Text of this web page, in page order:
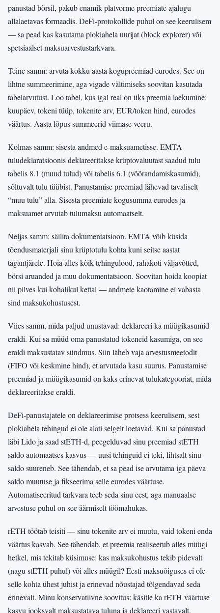
panustad börsil, pakub enamik platvorme preemiate ajalugu
allalaetavas formaadis. DeFi-protokollide puhul on see keerulisem
— sa pead kas kasutama plokiahela uurijat (block explorer) või
spetsiaalset maksuarvestustarkvara.
Teine samm: arvuta kokku aasta kogupreemiad eurodes. See on
lihtne summeerimine, aga vigade vältimiseks soovitan kasutada
tabelarvutust. Loo tabel, kus igal real on üks preemia laekumine:
kuupäev, tokeni tüüp, tokenite arv, EUR/token hind, eurodes
väärtus. Aasta lõpus summeerid viimase veeru.
Kolmas samm: sisesta andmed e-maksuametisse. EMTA
tuludeklaratsioonis deklareeritakse krüptovaluutast saadud tulu
tabelis 8.1 (muud tulud) või tabelis 6.1 (võõrandamiskasumid),
sõltuvalt tulu tüübist. Panustamise preemiad lähevad tavaliselt
“muu tulu” alla. Sisesta preemiate kogusumma eurodes ja
maksuamet arvutab tulumaksu automaatselt.
Neljas samm: säilita dokumentatsioon. EMTA võib küsida
tõendusmaterjali sinu krüptotulu kohta kuni seitse aastat
tagantjärele. Hoia alles kõik tehingulood, rahakoti väljavõtted,
börsi aruanded ja muu dokumentatsioon. Soovitan hoida koopiat
nii pilves kui kohalikul kettal — andmete kaotamine ei vabasta
sind maksukohustusest.
Viies samm, mida paljud unustavad: deklareeri ka müügikasumid
eraldi. Kui sa müüd oma panustatud tokeneid kasumiga, on see
eraldi maksustatav sündmus. Siin läheb vaja arvestusmeetodit
(FIFO või keskmine hind), et arvutada kasu suurus. Panustamise
preemiad ja müügikasumid on kaks erinevat tulukategooriat, mida
deklareeritakse eraldi.
DeFi-panustajatele on deklareerimise protsess keerulisem, sest
plokiahela tehingud ei ole alati selgelt loetavad. Kui sa panustad
läbi Lido ja saad stETH-d, peegelduvad sinu preemiad stETH
saldo automaatses kasvus — uusi tehinguid ei teki, lihtsalt sinu
saldo suureneb. See tähendab, et sa pead ise arvutama iga päeva
saldo muutuse ja fikseerima selle eurodes väärtuse.
Automatiseeritud tarkvara teeb seda sinu eest, aga manuaalse
arvestuse puhul on see äärmiselt töömahukas.
rETH töötab teisiti — sinu tokenite arv ei muutu, vaid tokeni enda
väärtus kasvab. See tähendab, et preemia realiseerub alles müügi
hetkel, mis tekitab küsimuse: kas maksukohustus tekib pidevalt
(nagu stETH puhul) või alles müügil? Eesti maksuõiguses ei ole
selle kohta ühest juhist ja erinevad nõustajad tõlgendavad seda
erinevalt. Minu konservatiivne soovitus: käsitle ka rETH väärtuse
kasvu jooksvalt maksustatava tuluna ja deklareeri vastavalt.